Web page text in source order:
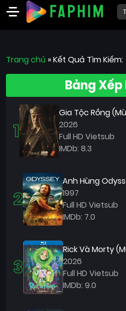
Phim
Mới
Lẻ
Phim
Bộ
Phim
Rạp
Thể
loại
Gia
Blog
sưu
Trang chủ »Kết Quả Tìm Kiếm:
Bảng Xếp
1
Gia Tộc Rồng
2026
Full HD Vietsub
IMDb: 8.3
2
Anh Hùng
1997
Full HD Vietsub
IMDb: 7.0
3
Rick Và Morty
2026
Full HD Vietsub
IMDb: 9.0